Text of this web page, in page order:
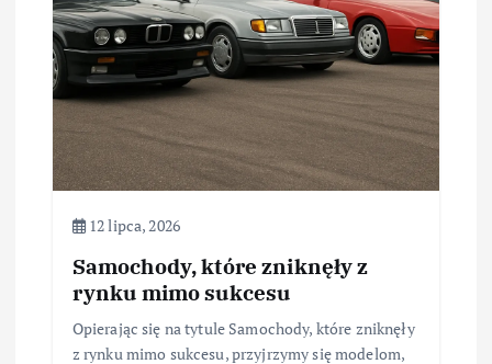
12 lipca, 2026
Samochody, które zniknęły z
rynku mimo sukcesu
Opierając się na tytule Samochody, które zniknęły
z rynku mimo sukcesu, przyjrzymy się modelom,